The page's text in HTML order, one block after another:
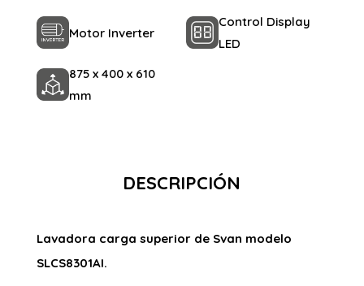
Motor Inverter
Control Display
LED
875 x 400 x 610
mm
DESCRIPCIÓN
Lavadora carga superior de Svan modelo
SLCS8301AI.